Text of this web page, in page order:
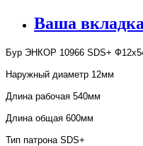
Ваша
Бур ЭНКОР 10966 SDS+
Наружный диаметр 12мм
Длина рабочая 540мм
Длина общая 600мм
Тип патрона SDS+